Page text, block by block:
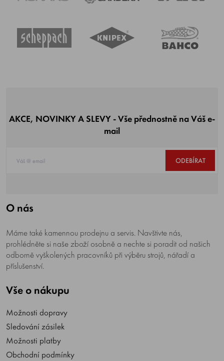
AKCE, NOVINKY A SLEVY - Vše přednostně na Váš e-
mail
ODEBÍRAT
O nás
Máme také kamennou prodejnu a servis. Navštivte nás,
prohlédněte si naše zboží osobně a nechte si poradit od našich
odborně vyškolených pracovníků při výběru strojů, nářadí a
příslušenství.
Vše o nákupu
Možnosti dopravy
Sledování zásilek
Možnosti platby
Obchodní podmínky